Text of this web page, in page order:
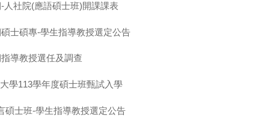
人社院(應語碩士班)開課課表
士碩專-學生指導教授選定公告
導教授選任及調查
學113學年度碩士班甄試入學
碩士班-學生指導教授選定公告